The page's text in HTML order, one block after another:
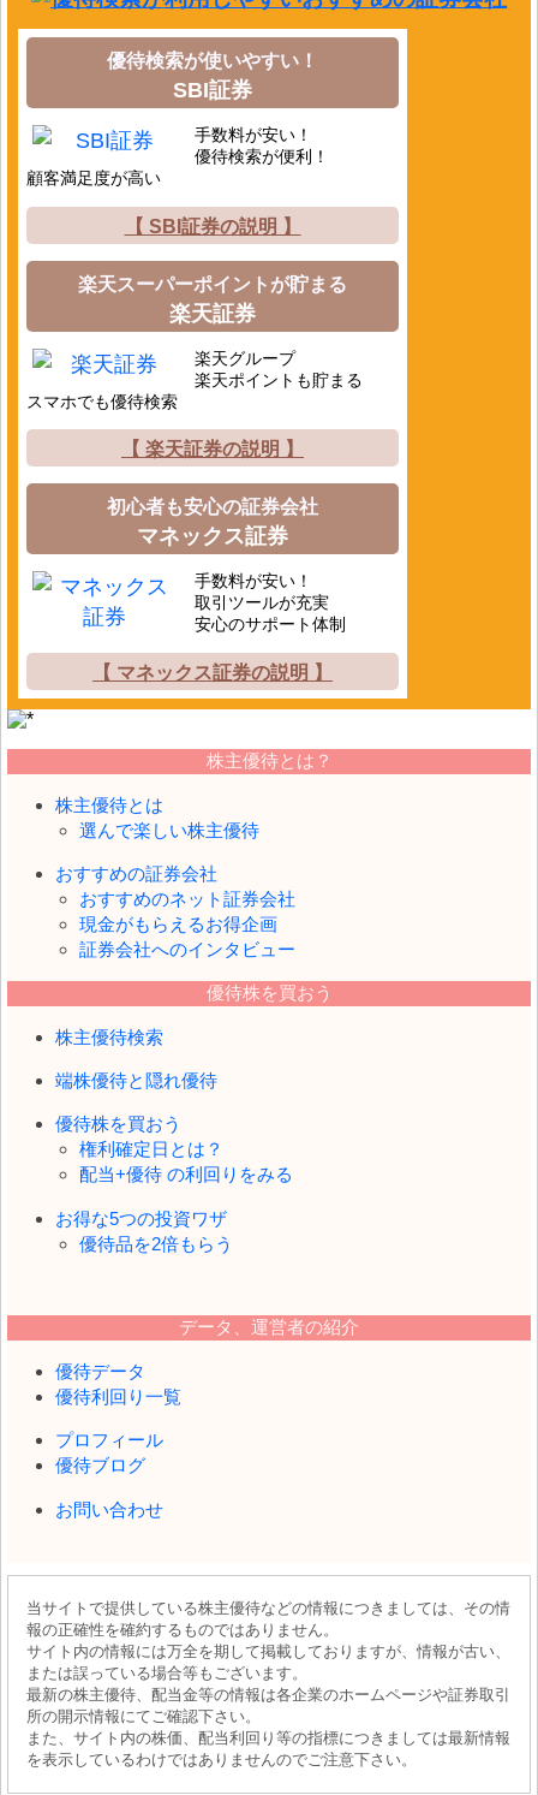
優待検索が使いやすい！
SBI証券
手数料が安い！
優待検索が便利！
顧客満足度が高い
【 SBI証券の説明 】
楽天スーパーポイントが貯まる
楽天証券
楽天グループ
楽天ポイントも貯まる
スマホでも優待検索
【 楽天証券の説明 】
初心者も安心の証券会社
マネックス証券
手数料が安い！
取引ツールが充実
安心のサポート体制
【 マネックス証券の説明 】
株主優待とは？
株主優待とは
選んで楽しい株主優待
おすすめの証券会社
おすすめのネット証券会社
現金がもらえるお得企画
証券会社へのインタビュー
優待株を買おう
株主優待検索
端株優待と隠れ優待
優待株を買おう
権利確定日とは？
配当+優待 の利回りをみる
お得な5つの投資ワザ
優待品を2倍もらう
データ、運営者の紹介
優待データ
優待利回り一覧
プロフィール
優待ブログ
お問い合わせ
当サイトで提供している株主優待などの情報につきましては、その情
報の正確性を確約するものではありません。
サイト内の情報には万全を期して掲載しておりますが、情報が古い、
または誤っている場合等もございます。
最新の株主優待、配当金等の情報は各企業のホームページや証券取引
所の開示情報にてご確認下さい。
また、サイト内の株価、配当利回り等の指標につきましては最新情報
を表示しているわけではありませんのでご注意下さい。